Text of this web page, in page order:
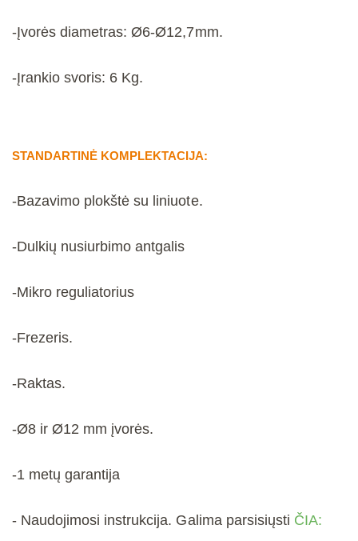
-Įvorės diametras: Ø6-Ø12,7mm.
-Įrankio svoris: 6 Kg.
STANDARTINĖ KOMPLEKTACIJA:
-Bazavimo plokštė su liniuote.
-Dulkių nusiurbimo antgalis
-Mikro reguliatorius
-Frezeris.
-Raktas.
-Ø8 ir Ø12 mm įvorės.
-1 metų garantija
- Naudojimosi instrukcija. Galima parsisiųsti ČIA: